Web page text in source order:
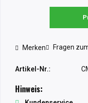
Merken Fragen
Artikel-Nr.:
Hinweis: